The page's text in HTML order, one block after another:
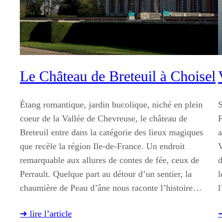
Le Château de Breteuil à Choisel
Étang romantique, jardin bucolique, niché en plein
coeur de la Vallée de Chevreuse, le château de
Breteuil entre dans la catégorie des lieux magiques
que recèle la région Ile-de-France. Un endroit
remarquable aux allures de contes de fée, ceux de
Perrault. Quelque part au détour d’un sentier, la
chaumière de Peau d’âne nous raconte l’histoire…
➜ lire l’article